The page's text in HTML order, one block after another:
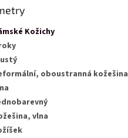
Kožichy
oboustranná kožešina
vlna